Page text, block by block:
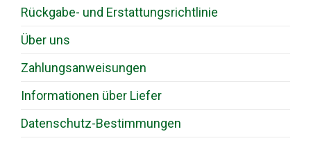
Rückgabe- und Erstattungsrichtlinie
Über uns
Zahlungsanweisungen
Informationen über Liefer
Datenschutz-Bestimmungen